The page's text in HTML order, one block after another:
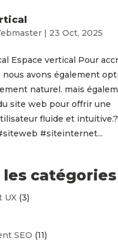
| 23 Oct, 2025
Espace vertical Pour
avons également
naturel. mais
site web pour offrir une
fluide et
#siteinternet...
les catégories
UX(3)
SEO (11)